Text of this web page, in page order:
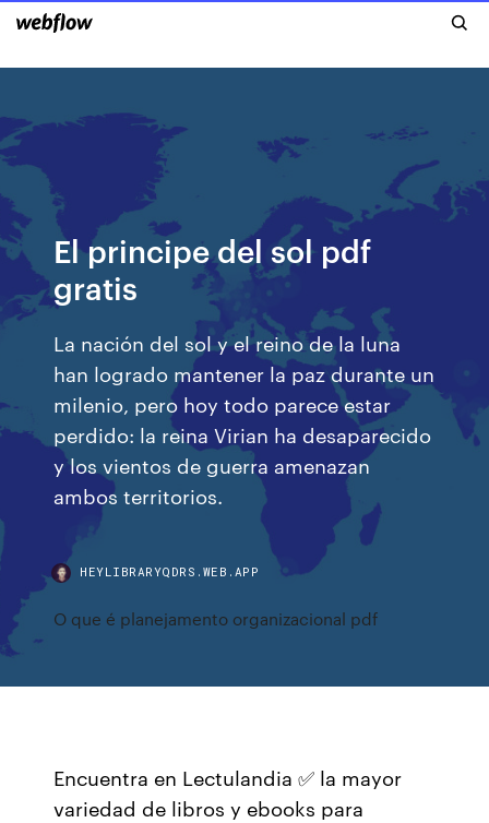
El principe del sol pdf
gratis
La nación del sol y el reino de la luna
han logrado mantener la paz durante un
milenio, pero hoy todo parece estar
perdido: la reina Virian ha desaparecido
y los vientos de guerra amenazan
ambos territorios.
HEYLIBRARYQDRS.WEB.APP
O que é planejamento organizacional pdf
Encuentra en Lectulandia ✅ la mayor
variedad de libros y ebooks para